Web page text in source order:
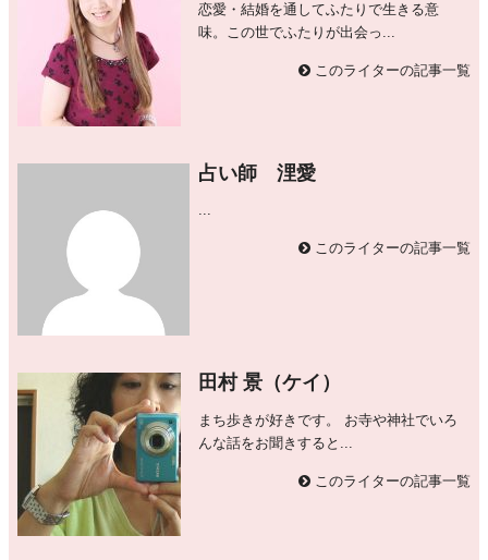
恋愛・結婚を通してふたりで生きる意
味。この世でふたりが出会っ...
このライターの記事一覧
占い師 浬愛
...
このライターの記事一覧
田村 景（ケイ）
まち歩きが好きです。 お寺や神社でいろ
んな話をお聞きすると...
このライターの記事一覧